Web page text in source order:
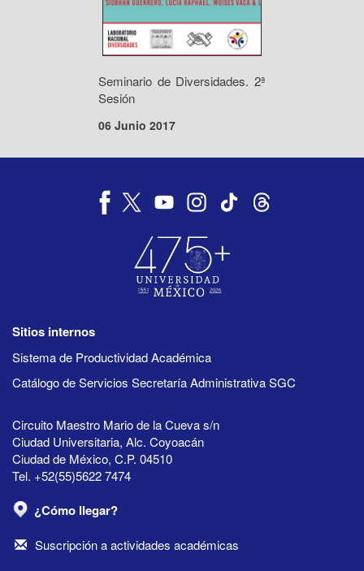
Seminario de Diversidades. 2ª
Sesión
06 Junio 2017
Sitios internos
Sistema de Productividad Académica
Catálogo de Servicios Secretaría Administrativa SGC
Circuito Maestro Mario de la Cueva s/n
Ciudad Universitaria, Alc. Coyoacán
Ciudad de México, C.P. 04510
Tel. +52(55)5622 7474
¿Cómo llegar?
Suscripción a actividades académicas